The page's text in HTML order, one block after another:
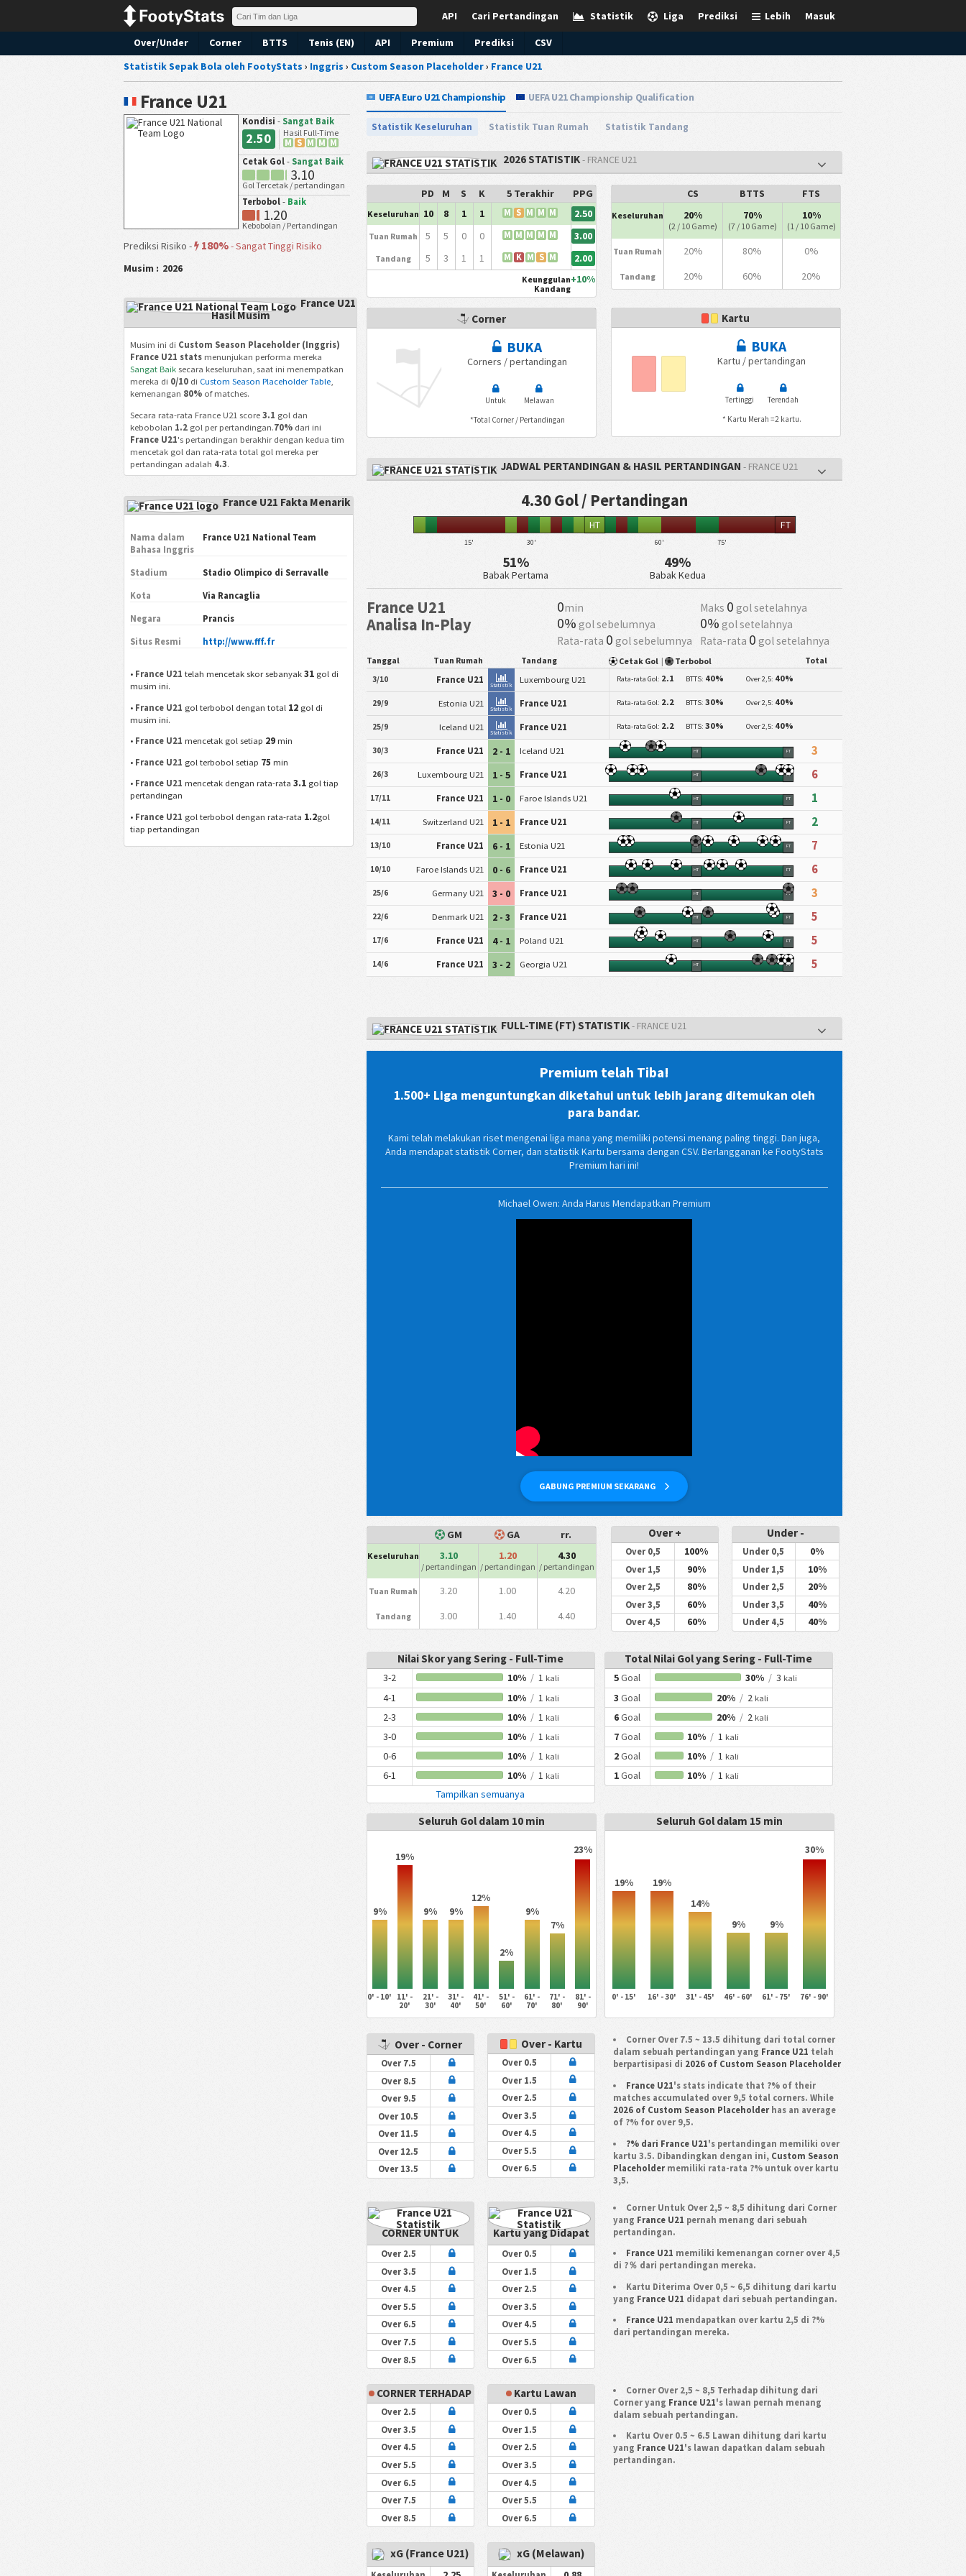
Masuk
Lebih
Prediksi
Liga
Statistik
Cari Pertandingan
API
Over/Under Corner BTTS Tenis (EN) API Premium Prediksi
CSV
Statistik Sepak Bola oleh FootyStats › Inggris › Custom Season Placeholder› France U21
France U21
Kondisi - Sangat Baik
2.50
Hasil Full-Time
M S M M M
Cetak Gol - Sangat Baik
3.10
Gol Tercetak / pertandingan
Terbobol - Baik
1.20
Kebobolan / Pertandingan
Prediksi Risiko - 180%-Sangat Tinggi Risiko
Musim : 2026
France U21
Hasil Musim
Musim ini di Custom Season Placeholder (Inggris)
France U21 statsmenunjukan performa mereka
Sangat Baiksecara keseluruhan, saat ini menempatkan
mereka di 0/10di Custom Season Placeholder Table,
kemenangan 80%of matches.
Secara rata-rata France U21 score 3.1 gol dan
kebobolan 1.2gol per pertandingan.70%dari ini
France U21's pertandingan berakhir dengan kedua tim
mencetak gol dan rata-rata total gol mereka per
pertandingan adalah 4.3.
France U21 Fakta Menarik
Nama dalam
Bahasa Inggris
France U21 National Team
Stadium Stadio Olimpico di Serravalle
Kota Via Rancaglia
Negara Prancis
Situs Resmi http://www.fff.fr
• France U21 telah mencetak skor sebanyak31 gol di
musim ini.
• France U21 gol terbobol dengan total 12 gol di
musim ini.
• France U21 mencetak gol setiap 29 min
• France U21 gol terbobol setiap 75 min
• France U21 mencetak dengan rata-rata3.1 gol tiap
pertandingan
• France U21 gol terbobol dengan rata-rata 1.2gol
tiap pertandingan
UEFA Euro U21 Championship UEFA U21 Championship Qualification
Statistik Keseluruhan Statistik Tuan Rumah Statistik Tandang
2026 STATISTIK- FRANCE U21
PD M S K 5 Terakhir PPG
Keseluruhan 10 8 1 1 M S M M M 2.50
Tuan Rumah 5 5 0 0 M M M M M 3.00
Tandang 5 3 1 1 M K M S M 2.00
Keunggulan
Kandang
+10%
CS BTTS FTS
Keseluruhan 20%
(2 / 10 Game)
70%
(7 / 10 Game)
10%
(1 / 10 Game)
Tuan Rumah 20% 80% 0%
Tandang 20% 60% 20%
Corner
BUKA
Corners / pertandingan
Untuk
Melawan
*Total Corner / Pertandingan
Kartu
BUKA
Kartu / pertandingan
Tertinggi
Terendah
* Kartu Merah =2 kartu.
JADWAL PERTANDINGAN & HASIL PERTANDINGAN - FRANCE U21
4.30 Gol / Pertandingan
15' 30'
HT
60' 75'
FT
51%
Babak Pertama
49%
Babak Kedua
France U21
Analisa In-Play
0min Maks 0 gol setelahnya
0% gol sebelumnya 0% gol setelahnya
Rata-rata 0 gol sebelumnya Rata-rata 0 gol setelahnya
Tanggal Tuan Rumah Tandang Cetak Gol| Terbobol Total
3/10 France U21
Statistik
Luxembourg U21 Rata-rata Gol: 2.1 BTTS: 40% Over 2,5: 40%
29/9 Estonia U21
Statistik
France U21 Rata-rata Gol: 2.2 BTTS:30% Over 2,5: 40%
25/9 Iceland U21
Statistik
France U21 Rata-rata Gol: 2.2 BTTS:30% Over 2,5: 40%
30/3 France U21 2 - 1 Iceland U21 HT FT 3
26/3 Luxembourg U21 1 - 5 France U21 HT FT 6
17/11 France U21 1 - 0 Faroe Islands U21 HT FT 1
14/11 Switzerland U21 1 - 1 France U21 HT FT 2
13/10 France U21 6 - 1 Estonia U21 HT FT 7
10/10 Faroe Islands U21 0 - 6 France U21 HT FT 6
25/6 Germany U21 3 - 0 France U21 HT FT 3
22/6 Denmark U21 2 - 3 France U21 HT FT 5
17/6 France U21 4 - 1 Poland U21 HT FT 5
14/6 France U21 3 - 2 Georgia U21 HT FT 5
FULL-TIME (FT) STATISTIK- FRANCE U21
Premium telah Tiba!
1.500+ Liga menguntungkan diketahui untuk lebih jarang ditemukan oleh
para bandar.
Kami telah melakukan riset mengenai liga mana yang memiliki potensi menang paling tinggi. Dan juga,
Anda mendapat statistik Corner, dan statistik Kartu bersama dengan CSV. Berlangganan ke FootyStats
Premium hari ini!
GABUNG PREMIUM SEKARANG
Michael Owen: Anda Harus Mendapatkan Premium
GM GA rr.
Keseluruhan 3.10
/ pertandingan
1.20
/ pertandingan
4.30
/ pertandingan
Tuan Rumah 3.20 1.00 4.20
Tandang 3.00 1.40 4.40
Over +
Over 0,5 100%
Over 1,5 90%
Over 2,5 80%
Over 3,5 60%
Over 4,5 60%
Under -
Under 0,5 0%
Under 1,5 10%
Under 2,5 20%
Under 3,5 40%
Under 4,5 40%
Nilai Skor yang Sering - Full-Time
3-2 10% /1 kali
4-1 10% /1 kali
2-3 10% /1 kali
3-0 10% /1 kali
0-6 10% /1 kali
6-1 10% /1 kali
Tampilkan semuanya
Total Nilai Gol yang Sering - Full-Time
5Goal 30% /3 kali
3Goal 20% /2 kali
6Goal 20% /2 kali
7Goal 10% / 1 kali
2Goal 10% / 1 kali
1Goal 10% / 1 kali
Seluruh Gol dalam 10 min
9%
19%
9% 9%
12%
2%
9%
7%
23%
0' - 10'
11' -
20'
21' -
30'
31' -
40'
41' -
50'
51' -
60'
61' -
70'
71' -
80'
81' -
90'
Seluruh Gol dalam 15 min
19%
19%
14%
9%
9%
30%
0' - 15' 16' - 30' 31' - 45' 46' - 60' 61' - 75' 76' - 90'
Over - Corner
Over 7.5
Over 8.5
Over 9.5
Over 10.5
Over 11.5
Over 12.5
Over 13.5
Over - Kartu
Over 0.5
Over 1.5
Over 2.5
Over 3.5
Over 4.5
Over 5.5
Over 6.5
Corner Over 7.5 ~ 13.5 dihitung dari total corner
dalam sebuah pertandingan yang France U21 telah
berpartisipasi di 2026 of Custom Season Placeholder
France U21's stats indicate that ?% of their
matches accumulated over 9,5 total corners. While
2026 of Custom Season Placeholderhas an average
of ?% for over 9,5.
?% dari France U21's pertandingan memiliki over
kartu 3.5. Dibandingkan dengan ini, Custom Season
Placeholdermemiliki rata-rata ?% untuk over kartu
3,5.
CORNER UNTUK
Over 2.5
Over 3.5
Over 4.5
Over 5.5
Over 6.5
Over 7.5
Over 8.5
Kartu yang Didapat
Over 0.5
Over 1.5
Over 2.5
Over 3.5
Over 4.5
Over 5.5
Over 6.5
Corner Untuk Over 2,5 ~ 8,5 dihitung dari Corner
yang France U21 pernah menang dari sebuah
pertandingan.
France U21 memiliki kemenangan corner over 4,5
di ?％ dari pertandingan mereka.
Kartu Diterima Over 0,5 ~ 6,5 dihitung dari kartu
yang France U21 didapat dari sebuah pertandingan.
France U21 mendapatkan over kartu 2,5 di ?%
dari pertandingan mereka.
CORNER TERHADAP
Over 2.5
Over 3.5
Over 4.5
Over 5.5
Over 6.5
Over 7.5
Over 8.5
Kartu Lawan
Over 0.5
Over 1.5
Over 2.5
Over 3.5
Over 4.5
Over 5.5
Over 6.5
Corner Over 2,5 ~ 8,5 Terhadap dihitung dari
Corner yang France U21's lawan pernah menang
dalam sebuah pertandingan.
Kartu Over 0.5 ~ 6.5 Lawan dihitung dari kartu
yang France U21's lawan dapatkan dalam sebuah
pertandingan.
xG (France U21) xG (Melawan)